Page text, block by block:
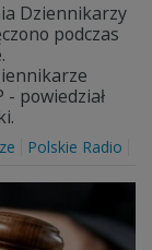
Dziennikarzy
podczas
powiedział
Polskie Radio